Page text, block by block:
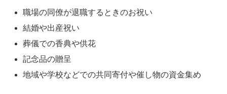
職場の同僚が退職するときのお祝い
結婚や出産祝い
葬儀での香典や供花
記念品の贈呈
地域や学校などでの共同寄付や催し物の資金集め